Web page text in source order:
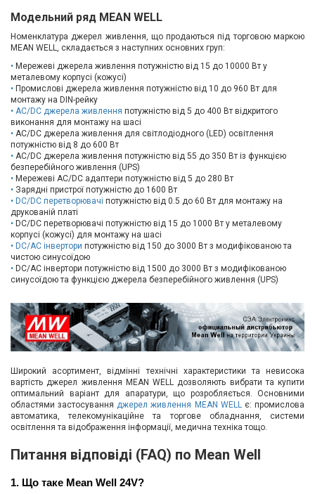
Модельний ряд MEAN WELL
Номенклатура джерел живлення, що продаються під торговою маркою
MEAN WELL, складається з наступних основних груп:
Мережеві джерела живлення потужністю від 15 до 10000 Вт у
металевому корпусі (кожусі)
Промислові джерела живлення потужністю від 10 до 960 Вт для
монтажу на DIN-рейку
AC/DC джерела живлення потужністю від 5 до 400 Вт відкритого
виконання для монтажу на шасі
AC/DC джерела живлення для світлодіодного (LED) освітлення
потужністю від 8 до 600 Вт
AC/DC джерела живлення потужністю від 55 до 350 Вт із функцією
безперебійного живлення (UPS)
Мережеві AC/DC адаптери потужністю від 5 до 280 Вт
Зарядні пристрої потужністю до 1600 Вт
DC/DC перетворювачі потужністю від 0.5 до 60 Вт для монтажу на
друкованій платі
DC/DC перетворювачі потужністю від 15 до 1000 Вт у металевому
корпусі (кожусі) для монтажу на шасі
DC/AC інвертори потужністю від 150 до 3000 Вт з модифікованою та
чистою синусоїдою
DC/AC інвертори потужністю від 1500 до 3000 Вт з модифікованою
синусоїдою та функцією джерела безперебійного живлення (UPS)
Широкий асортимент, відмінні технічні характеристики та невисока
вартість джерел живлення MEAN WELL дозволяють вибрати та купити
оптимальний варіант для апаратури, що розробляється. Основними
областями застосування джерел живлення MEAN WELL
є: промислова
автоматика, телекомунікаційне та торгове обладнання, системи
освітлення та відображення інформації, медична техніка тощо.
Питання відповіді (FAQ) по Mean Well
1. Що таке Mean Well 24V?